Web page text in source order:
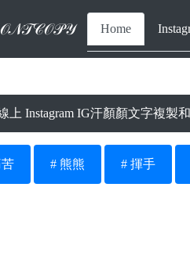
Home
上 Instagram IG汗顏顏文字複製
# 熊熊 # 揮手